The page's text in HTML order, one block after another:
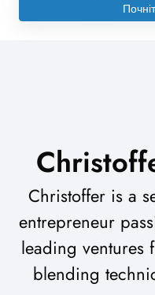
Christoffer is a
entrepreneur
leading ventures
blending